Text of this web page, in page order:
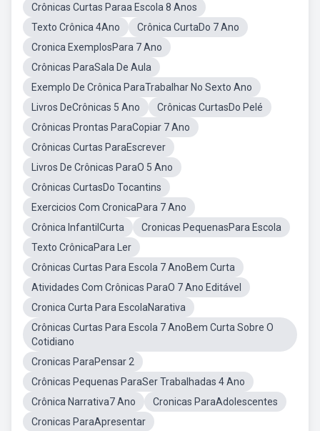
Crônicas Curtas Paraa Escola 8 Anos
Texto Crônica 4Ano
Crônica CurtaDo 7 Ano
Cronica ExemplosPara 7 Ano
Crônicas ParaSala De Aula
Exemplo De Crônica ParaTrabalhar No Sexto Ano
Livros DeCrônicas 5 Ano
Crônicas CurtasDo Pelé
Crônicas Prontas ParaCopiar 7 Ano
Crônicas Curtas ParaEscrever
Livros De Crônicas ParaO 5 Ano
Crônicas CurtasDo Tocantins
Exercicios Com CronicaPara 7 Ano
Crônica InfantilCurta
Cronicas PequenasPara Escola
Texto CrônicaPara Ler
Crônicas Curtas Para Escola 7 AnoBem Curta
Atividades Com Crônicas ParaO 7 Ano Editável
Cronica Curta Para EscolaNarativa
Crônicas Curtas Para Escola 7 AnoBem Curta Sobre O
Cotidiano
Cronicas ParaPensar 2
Crônicas Pequenas ParaSer Trabalhadas 4 Ano
Crônica Narrativa7 Ano
Cronicas ParaAdolescentes
Cronicas ParaApresentar